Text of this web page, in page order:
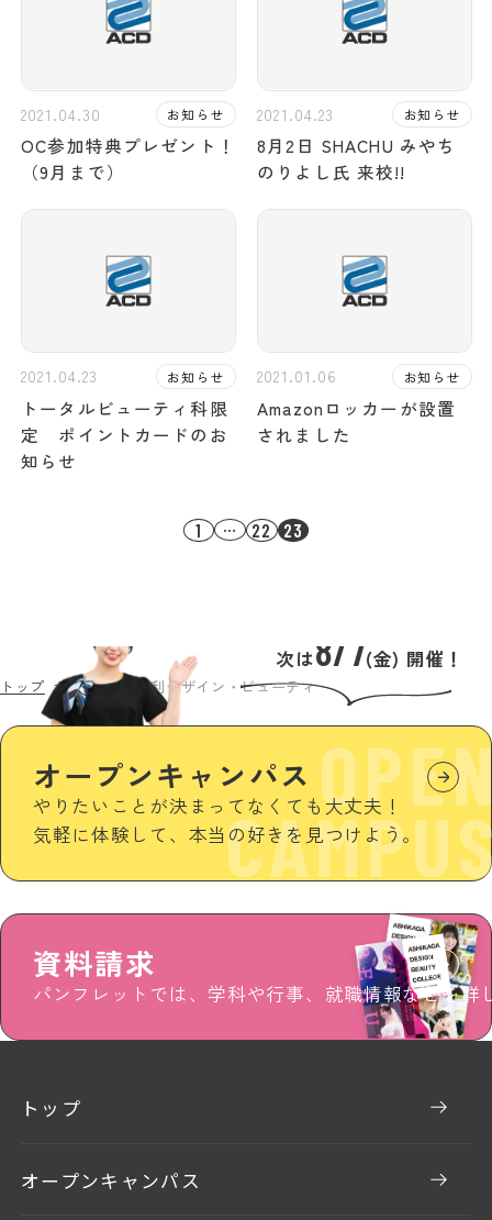
2021.04.30 お知らせ
OC参加特典プレゼント！
（9月まで）
2021.04.23 お知らせ
8月2日 SHACHU みやち
のりよし氏 来校!!
2021.04.23 お知らせ
トータルビューティ科限
定 ポイントカードのお
知らせ
2021.01.06 お知らせ
Amazonロッカーが設置
されました
1 … 22 23
トップ カテゴリー 足利デザイン・ビューティ
資料請求
パンフレットでは、学科や行事、就職情報などを詳
オープンキャンパス
やりたいことが決まってなくても大丈夫！
気軽に体験して、本当の好きを見つけよう。
次は8/7(金) 開催！
トップ
オープンキャンパス